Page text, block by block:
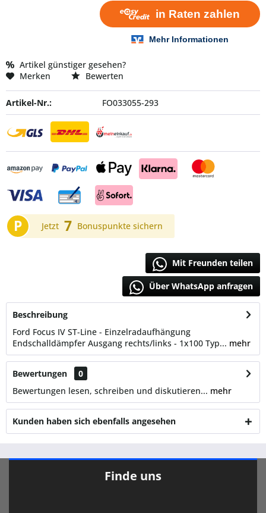
Artikel günstiger gesehen?
Merken
Bewerten
Artikel-Nr.: FO033055-293
P Jetzt 7 Bonuspunkte sichern
Mit Freunden teilen
Über WhatsApp anfragen
Beschreibung
Ford Focus IV ST-Line - Einzelradaufhängung
Endschalldämpfer Ausgang rechts/links - 1x100 Typ... mehr
Bewertungen
0
Bewertungen lesen, schreiben und diskutieren... mehr
Kunden haben sich ebenfalls angesehen
Finde uns